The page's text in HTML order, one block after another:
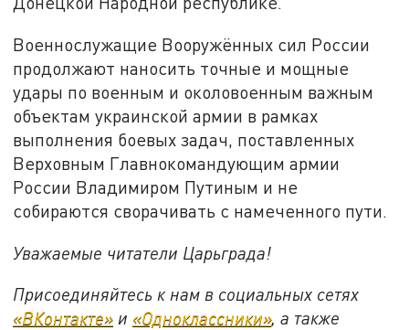
Военнослужащие Вооружённых сил России
продолжают наносить точные и мощные
удары по военным и околовоенным важным
объектам украинской армии в рамках
выполнения боевых задач, поставленных
Верховным Главнокомандующим армии
России Владимиром Путиным и не
собираются сворачивать с намеченного пути.
Уважаемые читатели Царьграда!
Присоединяйтесь к нам в социальных сетях
«ВКонтакте» и «Одноклассники», а также